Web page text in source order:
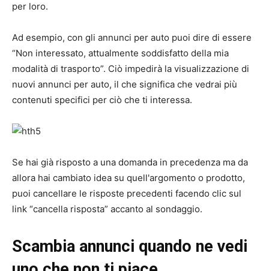
per loro.
Ad esempio, con gli annunci per auto puoi dire di essere
“Non interessato, attualmente soddisfatto della mia
modalità di trasporto”. Ciò impedirà la visualizzazione di
nuovi annunci per auto, il che significa che vedrai più
contenuti specifici per ciò che ti interessa.
Se hai già risposto a una domanda in precedenza ma da
allora hai cambiato idea su quell'argomento o prodotto,
puoi cancellare le risposte precedenti facendo clic sul
link “cancella risposta” accanto al sondaggio.
Scambia annunci quando ne vedi